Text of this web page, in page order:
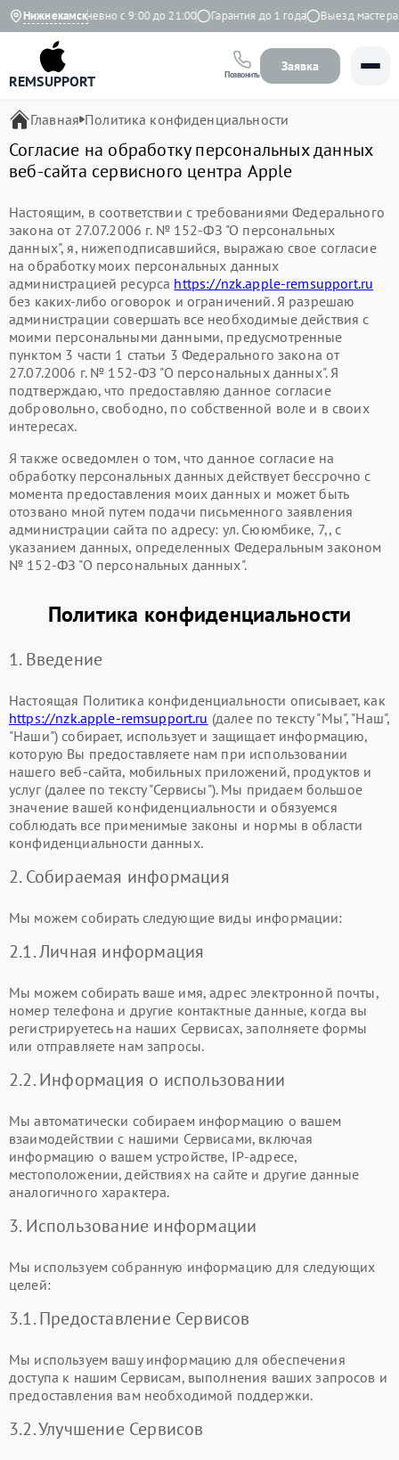
Нижнекамск
Ежедневно с 9:00 до 21:00 Гарантия до 1 года Выезд мастера
REMSUPPORT Позвонить
Заявка
Главная Политика конфиденциальности
Согласие на обработку персональных данных
веб-сайта сервисного центра Apple
Настоящим, в соответствии с требованиями Федерального
закона от 27.07.2006 г. № 152-ФЗ "О персональных
данных", я, нижеподписавшийся, выражаю свое согласие
на обработку моих персональных данных
администрацией ресурса https://nzk.apple-remsupport.ru
без каких-либо оговорок и ограничений. Я разрешаю
администрации совершать все необходимые действия с
моими персональными данными, предусмотренные
пунктом 3 части 1 статьи 3 Федерального закона от
27.07.2006 г. № 152-ФЗ "О персональных данных". Я
подтверждаю, что предоставляю данное согласие
добровольно, свободно, по собственной воле и в своих
интересах.
Я также осведомлен о том, что данное согласие на
обработку персональных данных действует бессрочно с
момента предоставления моих данных и может быть
отозвано мной путем подачи письменного заявления
администрации сайта по адресу: ул. Сююмбике, 7,, с
указанием данных, определенных Федеральным законом
№ 152-ФЗ "О персональных данных".
Политика конфиденциальности
1. Введение
Настоящая Политика конфиденциальности описывает, как
https://nzk.apple-remsupport.ru (далее по тексту "Мы", "Наш",
"Наши") собирает, использует и защищает информацию,
которую Вы предоставляете нам при использовании
нашего веб-сайта, мобильных приложений, продуктов и
услуг (далее по тексту "Сервисы"). Мы придаем большое
значение вашей конфиденциальности и обязуемся
соблюдать все применимые законы и нормы в области
конфиденциальности данных.
2. Собираемая информация
Мы можем собирать следующие виды информации:
2.1. Личная информация
Мы можем собирать ваше имя, адрес электронной почты,
номер телефона и другие контактные данные, когда вы
регистрируетесь на наших Сервисах, заполняете формы
или отправляете нам запросы.
2.2. Информация о использовании
Мы автоматически собираем информацию о вашем
взаимодействии с нашими Сервисами, включая
информацию о вашем устройстве, IP-адресе,
местоположении, действиях на сайте и другие данные
аналогичного характера.
3. Использование информации
Мы используем собранную информацию для следующих
целей:
3.1. Предоставление Сервисов
Мы используем вашу информацию для обеспечения
доступа к нашим Сервисам, выполнения ваших запросов и
предоставления вам необходимой поддержки.
3.2. Улучшение Сервисов